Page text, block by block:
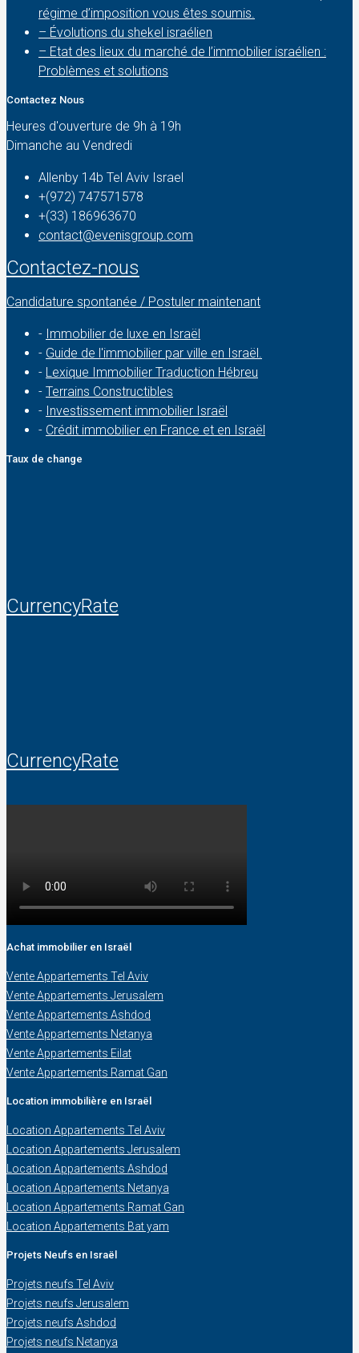
régime d’imposition vous êtes soumis.
– Évolutions du shekel israélien
– Etat des lieux du marché de l’immobilier israélien :
Problèmes et solutions
Contactez Nous
Heures d'ouverture de 9h à 19h
Dimanche au Vendredi
Allenby 14b Tel Aviv Israel
+(972) 747571578
+(33) 186963670
contact@evenisgroup.com
Contactez-nous
Candidature spontanée / Postuler maintenant
- Immobilier de luxe en Israël
- Guide de l'immobilier par ville en Israël.
- Lexique Immobilier Traduction Hébreu
- Terrains Constructibles
- Investissement immobilier Israël
- Crédit immobilier en France et en Israël
Taux de change
CurrencyRate
CurrencyRate
Achat immobilier en Israël
Vente Appartements Tel Aviv
Vente Appartements Jerusalem
Vente Appartements Ashdod
Vente Appartements Netanya
Vente Appartements Eilat
Vente Appartements Ramat Gan
Location immobilière en Israël
Location Appartements Tel Aviv
Location Appartements Jerusalem
Location Appartements Ashdod
Location Appartements Netanya
Location Appartements Ramat Gan
Location Appartements Bat yam
Projets Neufs en Israël
Projets neufs Tel Aviv
Projets neufs Jerusalem
Projets neufs Ashdod
Projets neufs Netanya